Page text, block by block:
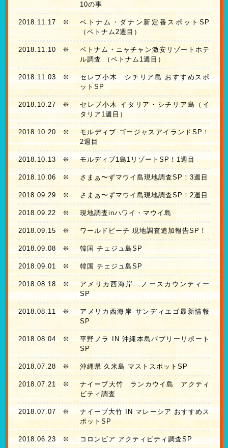
10の事
2018.11.17 ❊
ベトナム・ダナン新定番スポットSP
（ベトナム2週目）
2018.11.10❊
ベトナム・ニャチャン激安リゾートホテ
ル調査 （ベトナム1週目）
2018.11.03 ❊
セレブ小木 シチリア島 おすすめスポ
ットSP
2018.10.27 ❊
セレブ小木 イタリア・シチリア島（イ
タリア1週目）
2018.10.20❊
モルディブ ゴージャスアイランドSP！
2週目
2018.10.13❊ モルディブ1島1リゾートSP！1週目
2018.10.06 ❊ さまぁ〜ずマウイ島現地調査SP！3週目
2018.09.29 ❊ さまぁ〜ずマウイ島現地調査SP！2週目
2018.09.22 ❊ 現地調査inハワイ・マウイ島
2018.09.15 ❊ ワールドビーチ 現地調査追加報告SP！
2018.09.08 ❊ 韓国 チェジュ島SP
2018.09.01 ❊ 韓国 チェジュ島SP
2018.08.18❊
アメリカ西海岸 ノースカウンティー
SP
2018.08.11 ❊
アメリカ西海岸 サンディエゴ最新情報
SP
2018.08.04❊
平野ノラ IN 沖縄本島バブリーリポート
SP
2018.07.28 ❊ 沖縄県 久米島 マストスポットSP
2018.07.21 ❊
ナイーブ大竹 ランカウイ島 アクティ
ビティ調査
2018.07.07 ❊
ナイーブ大竹 IN マレーシア おすすめス
ポットSP
2018.06.23 ❊ コロンビア アクティビティ調査SP